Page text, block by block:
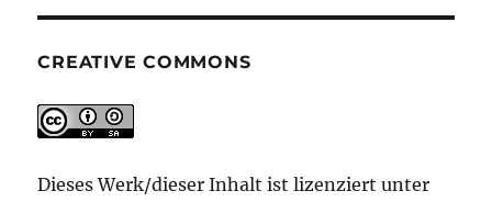
CREATIVE COMMONS
Dieses Werk/dieser Inhalt ist lizenziert unter